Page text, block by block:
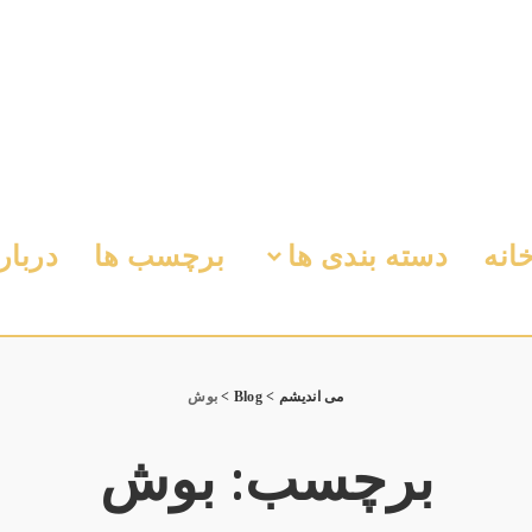
دسته بندی ها برچسب ها
می اندیشم >
Blog
> بوش
برچسب: بوش